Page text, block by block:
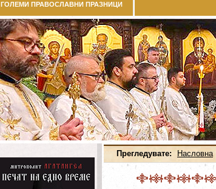
ГОЛЕМИ ПРАВОСЛАВНИ ПРАЗНИЦИ
Прегледувате: Насловна